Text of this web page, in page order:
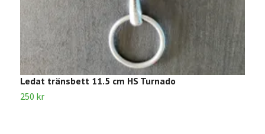
Ledat tränsbett 11.5 cm HS Turnado
250 kr